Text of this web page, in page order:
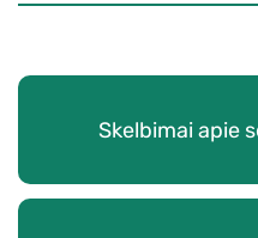
Skelbimai apie